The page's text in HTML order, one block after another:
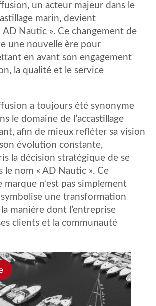
un acteur majeur dans le
marin, devient
Nautic ». Ce changement de
une nouvelle ère pour
en avant son engagement
la qualité et le service
a toujours été synonyme
le domaine de l’accastillage
afin de mieux refléter sa vision
évolution constante,
la décision stratégique de se
le nom « AD Nautic ». Ce
marque n’est pas simplement
une transformation
manière dont l’entreprise
clients et la communauté